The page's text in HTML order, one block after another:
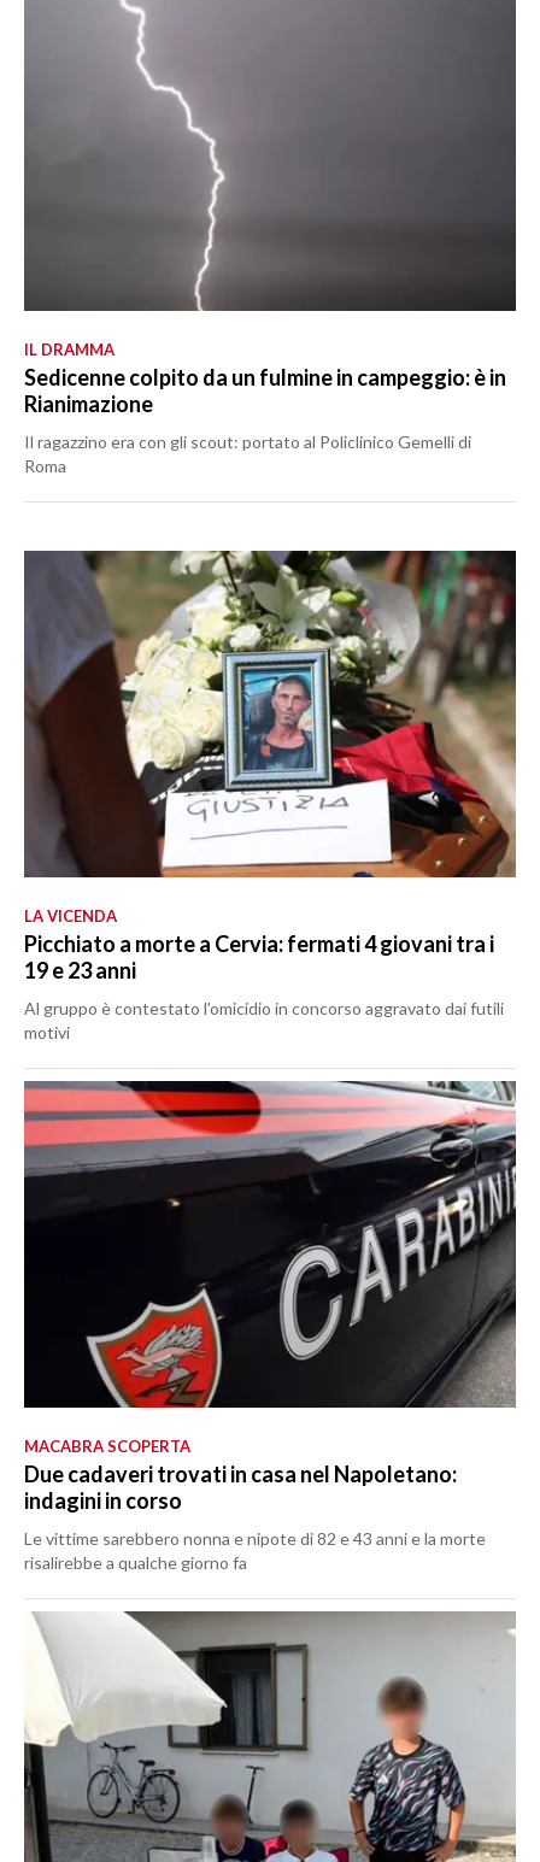
IL DRAMMA
Sedicenne colpito da un fulmine in campeggio: è in
Rianimazione
Il ragazzino era con gli scout: portato al Policlinico Gemelli di
Roma
LA VICENDA
Picchiato a morte a Cervia: fermati 4 giovani tra i
19 e 23 anni
Al gruppo è contestato l'omicidio in concorso aggravato dai futili
motivi
MACABRA SCOPERTA
Due cadaveri trovati in casa nel Napoletano:
indagini in corso
Le vittime sarebbero nonna e nipote di 82 e 43 anni e la morte
risalirebbe a qualche giorno fa